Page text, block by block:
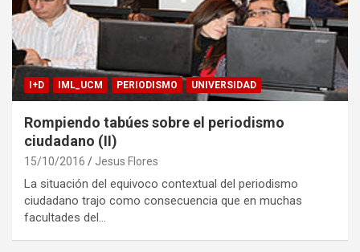
I+D IML_UCM PERIODISMO UNIVERSIDAD
Rompiendo tabúes sobre el periodismo
ciudadano (II)
15/10/2016 Jesus Flores
La situación del equivoco contextual del periodismo
ciudadano trajo como consecuencia que en muchas
facultades del…